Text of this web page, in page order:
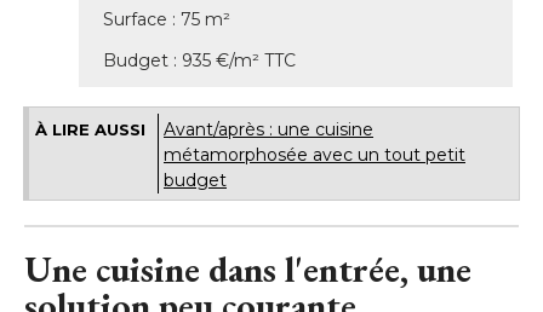
Surface : 75 m²
Budget : 935 €/m² TTC
À LIRE AUSSI
Avant/après : une cuisine
métamorphosée avec un tout petit
budget
Une cuisine dans l'entrée, une